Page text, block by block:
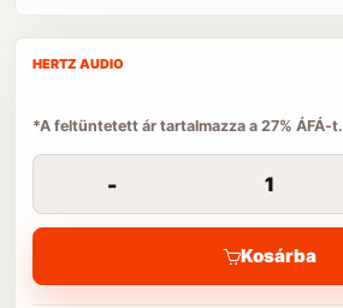
HERTZ AUDIO
*A feltüntetett ár tartalmazza a 27% ÁFÁ-t.
-
Kosárba